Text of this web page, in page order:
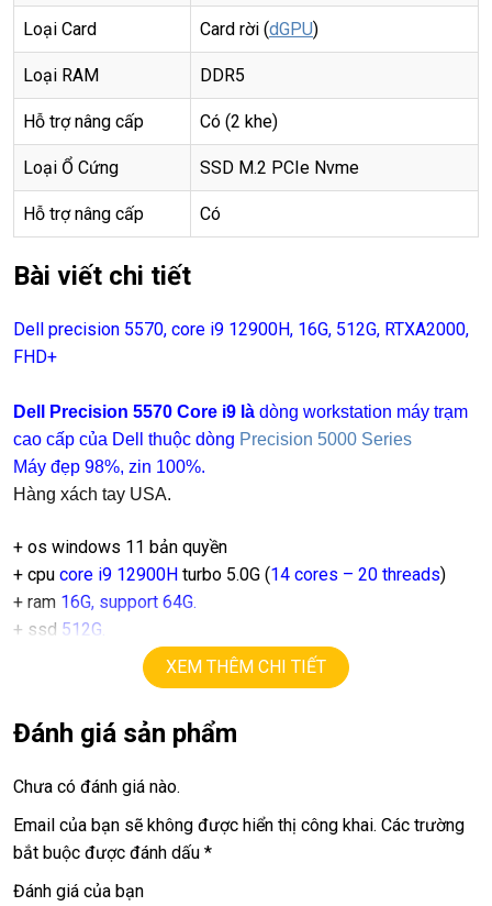
Loại Card Card rời (dGPU)
Loại RAM DDR5
Hỗ trợ nâng cấp Có (2 khe)
Loại Ổ Cứng SSD M.2 PCIe Nvme
Hỗ trợ nâng cấp Có
Bài viết chi tiết
Dell precision 5570, core i9 12900H, 16G, 512G, RTXA2000,
FHD+
Dell Precision 5570 Core i9 là dòng workstation máy trạm
cao cấp của Dell thuộc dòng Precision 5000 Series
Máy đẹp 98%, zin 100%.
Hàng xách tay USA.
+ os windows 11 bản quyền
+ cpu core i9 12900H turbo 5.0G (14 cores – 20 threads)
+ ram 16G, support 64G.
+ ssd 512G.
FHD 1080, 100% s RBG
==> vga rờiNvida RTX A2000
+ pin 5h
Giá :26.9tr
XEM THÊM CHI TIẾT
Đánh giá sản phẩm
Chưa có đánh giá nào.
Email của bạn sẽ không được hiển thị công khai. Các trường
bắt buộc được đánh dấu *
Đánh giá của bạn